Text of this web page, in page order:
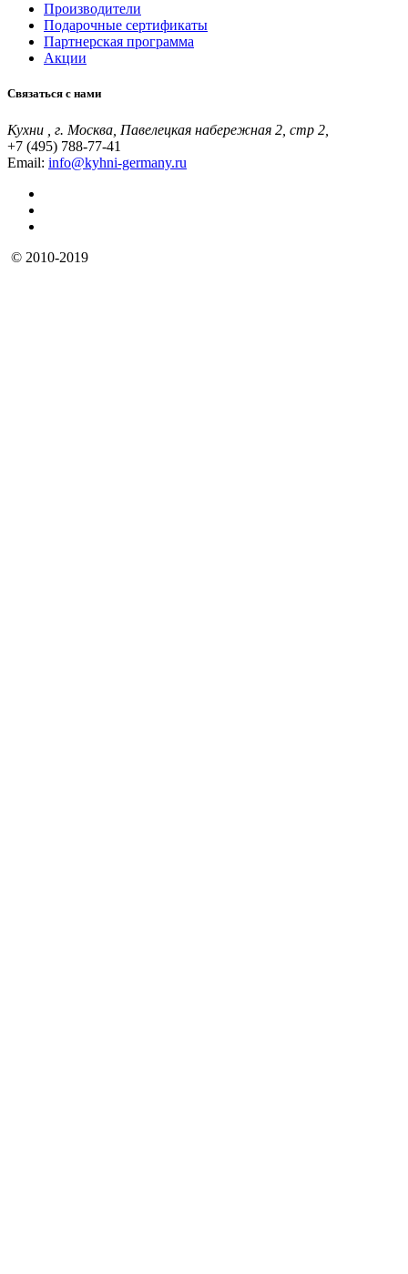
Производители
Подарочные сертификаты
Партнерская программа
Акции
Связаться с нами
Кухни , г. Москва, Павелецкая набережная 2, стр 2,
+7 (495) 788-77-41
Email: info@kyhni-germany.ru
© 2010-2019